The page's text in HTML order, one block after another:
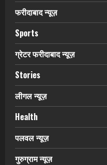
फरीदाबाद न्यूज़
Sports
ग्रेटर फरीदाबाद न्यूज़
Stories
लीगल न्यूज़
Health
पलवल न्यूज़
गुरुग्राम न्यूज़